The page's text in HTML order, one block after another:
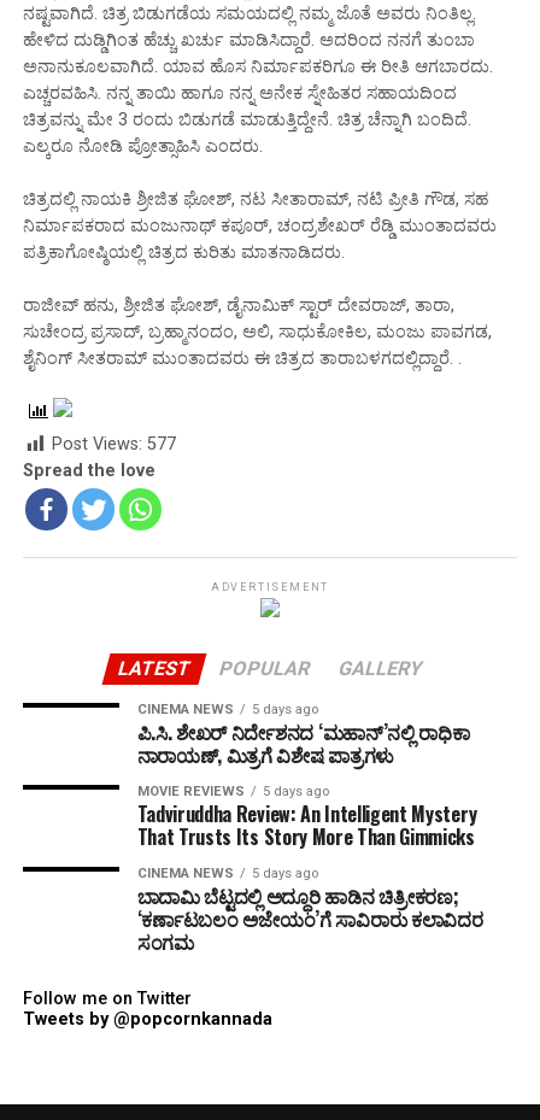
ನಷ್ಟವಾಗಿದೆ. ಚಿತ್ರ ಬಿಡುಗಡೆಯ ಸಮಯದಲ್ಲಿ ನಮ್ಮ ಜೊತೆ ಅವರು ನಿಂತಿಲ್ಲ.
ಹೇಳಿದ ದುಡ್ಡಿಗಿಂತ ಹೆಚ್ಚು ಖರ್ಚು ಮಾಡಿಸಿದ್ದಾರೆ. ಅದರಿಂದ ನನಗೆ ತುಂಬಾ
ಅನಾನುಕೂಲವಾಗಿದೆ. ಯಾವ ಹೊಸ ನಿರ್ಮಾಪಕರಿಗೂ ಈ ರೀತಿ ಆಗಬಾರದು.
ಎಚ್ಚರವಹಿಸಿ. ನನ್ನ ತಾಯಿ ಹಾಗೂ ನನ್ನ ಅನೇಕ ಸ್ನೇಹಿತರ ಸಹಾಯದಿಂದ
ಚಿತ್ರವನ್ನು ಮೇ 3 ರಂದು ಬಿಡುಗಡೆ ಮಾಡುತ್ತಿದ್ದೇನೆ. ಚಿತ್ರ ಚೆನ್ನಾಗಿ ಬಂದಿದೆ.
ಎಲ್ಕರೂ ನೋಡಿ ಪ್ರೋತ್ಸಾಹಿಸಿ ಎಂದರು.
ಚಿತ್ರದಲ್ಲಿ ನಾಯಕಿ ಶ್ರೀಜಿತ ಘೋಶ್, ನಟ ಸೀತಾರಾಮ್, ನಟಿ ಪ್ರೀತಿ ಗೌಡ, ಸಹ
ನಿರ್ಮಾಪಕರಾದ ಮಂಜುನಾಥ್ ಕಪೂರ್, ಚಂದ್ರಶೇಖರ್ ರೆಡ್ಡಿ ಮುಂತಾದವರು
ಪತ್ರಿಕಾಗೋಷ್ಠಿಯಲ್ಲಿ ಚಿತ್ರದ ಕುರಿತು ಮಾತನಾಡಿದರು.
ರಾಜೀವ್ ಹನು, ಶ್ರೀಜಿತ ಘೋಶ್, ಡೈನಾಮಿಕ್ ಸ್ಟಾರ್ ದೇವರಾಜ್, ತಾರಾ,
ಸುಚೇಂದ್ರ ಪ್ರಸಾದ್, ಬ್ರಹ್ಮಾನಂದಂ, ಅಲಿ, ಸಾಧುಕೋಕಿಲ, ಮಂಜು ಪಾವಗಡ,
ಶೈನಿಂಗ್ ಸೀತರಾಮ್ ಮುಂತಾದವರು ಈ ಚಿತ್ರದ ತಾರಾಬಳಗದಲ್ಲಿದ್ದಾರೆ. .
Post Views: 577
Spread the love
ADVERTISEMENT
LATEST POPULAR GALLERY
CINEMA NEWS 5 days ago
ಪಿ.ಸಿ. ಶೇಖರ್ ನಿರ್ದೇಶನದ ‘ಮಹಾನ್’ನಲ್ಲಿ ರಾಧಿಕಾ
ನಾರಾಯಣ್, ಮಿತ್ರಗೆ ವಿಶೇಷ ಪಾತ್ರಗಳು
MOVIE REVIEWS 5 days ago
Tadviruddha Review: An Intelligent Mystery
That Trusts Its Story More Than Gimmicks
CINEMA NEWS 5 days ago
ಬಾದಾಮಿ ಬೆಟ್ಟದಲ್ಲಿ ಅದ್ಧೂರಿ ಹಾಡಿನ ಚಿತ್ರೀಕರಣ;
‘ಕರ್ಣಾಟಬಲಂ ಅಜೇಯಂ’ಗೆ ಸಾವಿರಾರು ಕಲಾವಿದರ
ಸಂಗಮ
Follow me on Twitter
Tweets by @popcornkannada